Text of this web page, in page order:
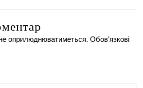
оприлюднюватиметься. Обов’язкові